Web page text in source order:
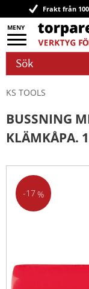
Meny
Frakt från
KS TOOLS
BUSSNING
KLÄMKÅPA.
17%